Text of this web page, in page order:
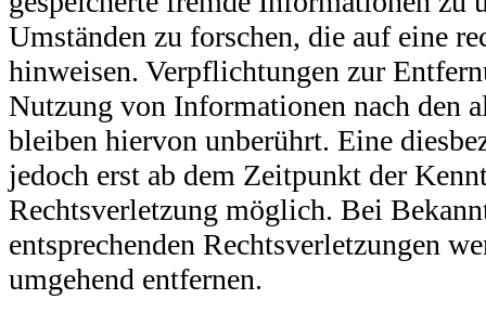
Umständen zu forschen, die auf eine
hinweisen. Verpflichtungen zur
Nutzung von Informationen nach den
bleiben hiervon unberührt. Eine
jedoch erst ab dem Zeitpunkt der
Rechtsverletzung möglich. Bei
entsprechenden Rechtsverletzungen
umgehend entfernen.